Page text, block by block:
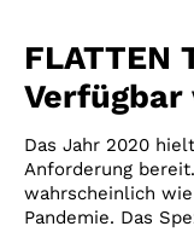
FLATTEN
Verfügbar
Das Jahr 2020
Anforderung
wahrscheinlich
Pandemie. Das